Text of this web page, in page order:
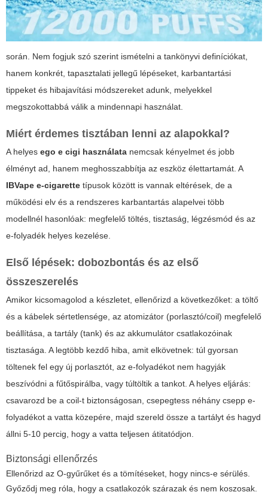
során. Nem fogjuk szó szerint ismételni a tankönyvi definíciókat,
hanem konkrét, tapasztalati jellegű lépéseket, karbantartási
tippeket és hibajavítási módszereket adunk, melyekkel
megszokottabbá válik a mindennapi használat.
Miért érdemes tisztában lenni az alapokkal?
A helyes ego e cigi használata nemcsak kényelmet és jobb
élményt ad, hanem meghosszabbítja az eszköz élettartamát. A
IBVape e-cigarette típusok között is vannak eltérések, de a
működési elv és a rendszeres karbantartás alapelvei több
modellnél hasonlóak: megfelelő töltés, tisztaság, légzésmód és az
e-folyadék helyes kezelése.
Első lépések: dobozbontás és az első
összeszerelés
Amikor kicsomagolod a készletet, ellenőrizd a következőket: a töltő
és a kábelek sértetlensége, az atomizátor (porlasztó/coil) megfelelő
beállítása, a tartály (tank) és az akkumulátor csatlakozóinak
tisztasága. A legtöbb kezdő hiba, amit elkövetnek: túl gyorsan
töltenek fel egy új porlasztót, az e-folyadékot nem hagyják
beszívódni a fűtőspirálba, vagy túltöltik a tankot. A helyes eljárás:
csavarozd be a coil-t biztonságosan, csepegtess néhány csepp e-
folyadékot a vatta közepére, majd szereld össze a tartályt és hagyd
állni 5-10 percig, hogy a vatta teljesen átitatódjon.
Biztonsági ellenőrzés
Ellenőrizd az O-gyűrűket és a tömítéseket, hogy nincs-e sérülés.
Győződj meg róla, hogy a csatlakozók szárazak és nem koszosak.